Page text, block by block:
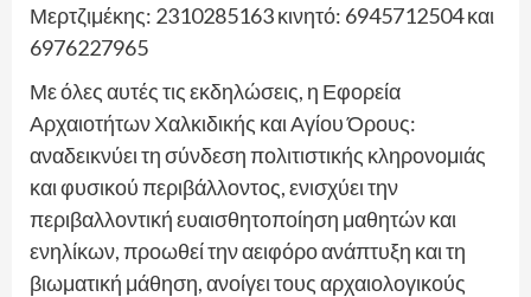
Μερτζιμέκης: 2310285163 κινητό: 6945712504 και
6976227965
Με όλες αυτές τις εκδηλώσεις, η Εφορεία
Αρχαιοτήτων Χαλκιδικής και Αγίου Όρους:
αναδεικνύει τη σύνδεση πολιτιστικής κληρονομιάς
και φυσικού περιβάλλοντος, ενισχύει την
περιβαλλοντική ευαισθητοποίηση μαθητών και
ενηλίκων, προωθεί την αειφόρο ανάπτυξη και τη
βιωματική μάθηση, ανοίγει τους αρχαιολογικούς